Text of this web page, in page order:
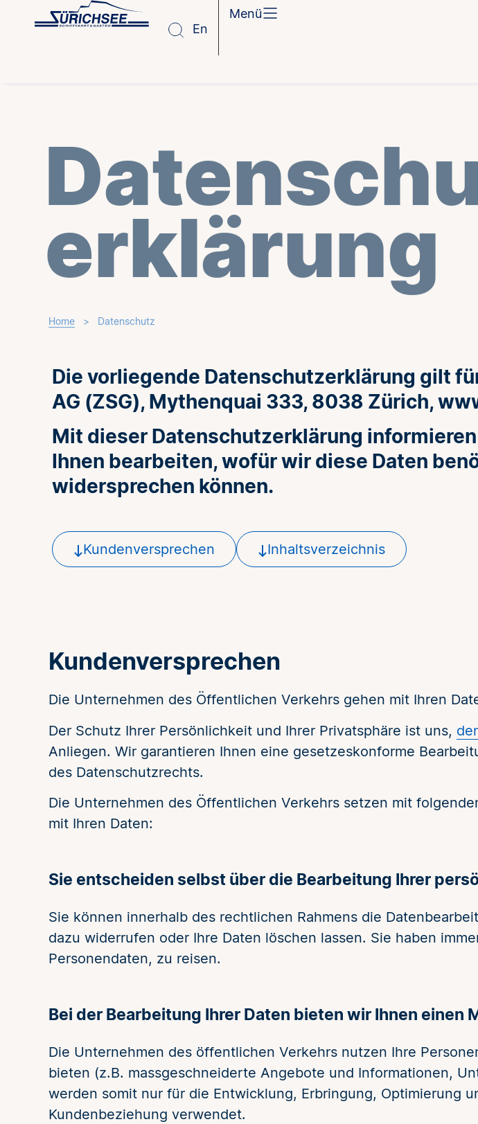
En
Menü
erklärung
Home > Datenschutz
Die vorliegende Datenschutzerklärung gilt
AG (ZSG), Mythenquai 333, 8038 Zürich,
Mit dieser Datenschutzerklärung
Ihnen bearbeiten, wofür wir diese Daten
widersprechen können.
Kundenversprechen Inhaltsverzeichnis
Kundenversprechen
Die Unternehmen des Öffentlichen Verkehrs gehen mit Ihren
Der Schutz Ihrer Persönlichkeit und Ihrer Privatsphäre ist uns,
Anliegen. Wir garantieren Ihnen eine gesetzeskonforme
des Datenschutzrechts.
Die Unternehmen des Öffentlichen Verkehrs setzen mit
mit Ihren Daten:
Sie entscheiden selbst über die Bearbeitung Ihrer
Sie können innerhalb des rechtlichen Rahmens die
dazu widerrufen oder Ihre Daten löschen lassen. Sie haben
Personendaten, zu reisen.
Bei der Bearbeitung Ihrer Daten bieten wir Ihnen einen
Die Unternehmen des öffentlichen Verkehrs nutzen Ihre
bieten (z.B. massgeschneiderte Angebote und Informationen,
werden somit nur für die Entwicklung, Erbringung, Optimierung
Kundenbeziehung verwendet.